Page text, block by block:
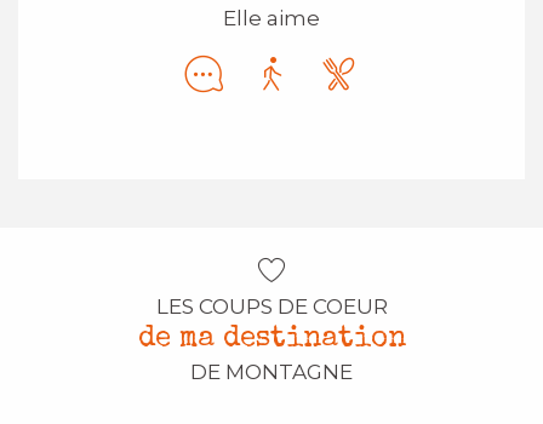
Elle aime
LES COUPS DE COEUR
de ma destination
DE MONTAGNE